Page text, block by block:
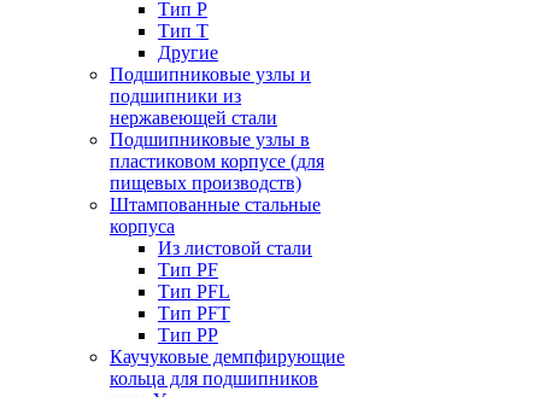
Тип P
Тип T
Другие
Подшипниковые узлы и
подшипники из
нержавеющей стали
Подшипниковые узлы в
пластиковом корпусе (для
пищевых производств)
Штампованные стальные
корпуса
Из листовой стали
Тип PF
Тип PFL
Тип PFT
Тип PP
Каучуковые демпфирующие
кольца для подшипников